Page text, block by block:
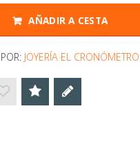
AÑADIR A CESTA
JOYERÍA EL CRONÓMETRO